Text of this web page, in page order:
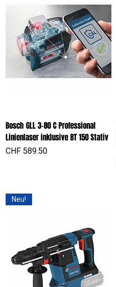
Bosch GLL 3-80 C Professional
Linienlaser inklusive BT 150 Stativ
Preis
CHF 589.50
Neu!